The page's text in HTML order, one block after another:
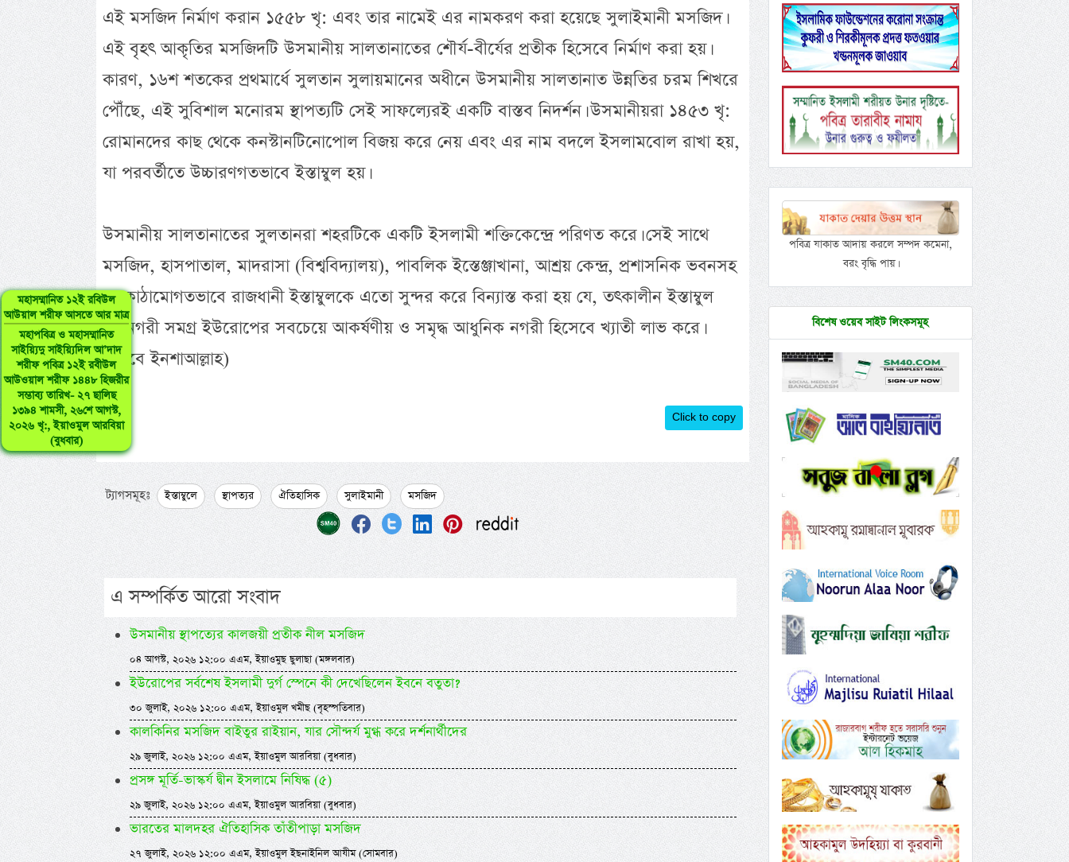
মহাসম্মানিত ১২ই রবিউল
আউয়াল শরীফ আসতে আর মাত্র
মহাপবিত্র ও মহাসম্মানিত
সাইয়্যিদু সাইয়্যিদিল আ’দাদ
শরীফ পবিত্র ১২ই রবীউল
আউওয়াল শরীফ ১৪৪৮ হিজরীর
সম্ভাব্য তারিখ- ২৭ ছালিছ
১৩৯৪ শামসী, ২৬শে আগস্ট,
২০২৬ খৃ:, ইয়াওমুল আরবিয়া
(বুধবার)
এই মসজিদ নির্মাণ করান ১৫৫৮ খৃ: এবং তার নামেই এর নামকরণ করা হয়েছে সুলাইমানী মসজিদ।
এই বৃহৎ আকৃতির মসজিদটি উসমানীয় সালতানাতের শৌর্য-বীর্যের প্রতীক হিসেবে নির্মাণ করা হয়।
কারণ, ১৬শ শতকের প্রথমার্ধে সুলতান সুলায়মানের অধীনে উসমানীয় সালতানাত উন্নতির চরম শিখরে
পৌঁছে, এই সুবিশাল মনোরম স্থাপত্যটি সেই সাফল্যেরই একটি বাস্তব নিদর্শন। উসমানীয়রা ১৪৫৩ খৃ:
রোমানদের কাছ থেকে কনস্টানটিনোপোল বিজয় করে নেয় এবং এর নাম বদলে ইসলামবোল রাখা হয়,
যা পরবর্তীতে উচ্চারণগতভাবে ইস্তাম্বুল হয়।
উসমানীয় সালতানাতের সুলতানরা শহরটিকে একটি ইসলামী শক্তিকেন্দ্রে পরিণত করে। সেই সাথে
মসজিদ, হাসপাতাল, মাদরাসা (বিশ্ববিদ্যালয়), পাবলিক ইস্তেঞ্জাখানা, আশ্রয় কেন্দ্র, প্রশাসনিক ভবনসহ
অবকাঠামোগতভাবে রাজধানী ইস্তাম্বুলকে এতো সুন্দর করে বিন্যাস্ত করা হয় যে, তৎকালীন ইস্তাম্বুল
মহানগরী সমগ্র ইউরোপের সবচেয়ে আকর্ষণীয় ও সমৃদ্ধ আধুনিক নগরী হিসেবে খ্যাতী লাভ করে।
(চলবে ইনশাআল্লাহ)
Click to copy
ট্যাগসমূহঃ ইস্তাম্বুলে স্থাপত্যর ঐতিহাসিক সুলাইমানী মসজিদ
এ সম্পর্কিত আরো সংবাদ
উসমানীয় স্থাপত্যের কালজয়ী প্রতীক নীল মসজিদ
০৪ আগস্ট, ২০২৬ ১২:০০ এএম, ইয়াওমুছ ছুলাছা (মঙ্গলবার)
ইউরোপের সর্বশেষ ইসলামী দুর্গ স্পেনে কী দেখেছিলেন ইবনে বতুতা?
৩০ জুলাই, ২০২৬ ১২:০০ এএম, ইয়াওমুল খমীছ (বৃহস্পতিবার)
কালকিনির মসজিদ বাইতুর রাইয়ান, যার সৌন্দর্য মুগ্ধ করে দর্শনার্থীদের
২৯ জুলাই, ২০২৬ ১২:০০ এএম, ইয়াওমুল আরবিয়া (বুধবার)
প্রসঙ্গ মূর্তি-ভাস্কর্য দ্বীন ইসলামে নিষিদ্ধ (৫)
২৯ জুলাই, ২০২৬ ১২:০০ এএম, ইয়াওমুল আরবিয়া (বুধবার)
ভারতের মালদহর ঐতিহাসিক তাঁতীপাড়া মসজিদ
২৭ জুলাই, ২০২৬ ১২:০০ এএম, ইয়াওমুল ইছনাইনিল আযীম (সোমবার)
পবিত্র যাকাত আদায় করলে সম্পদ কমেনা,
বরং বৃদ্ধি পায়।
বিশেষ ওয়েব সাইট লিংকসমূহ